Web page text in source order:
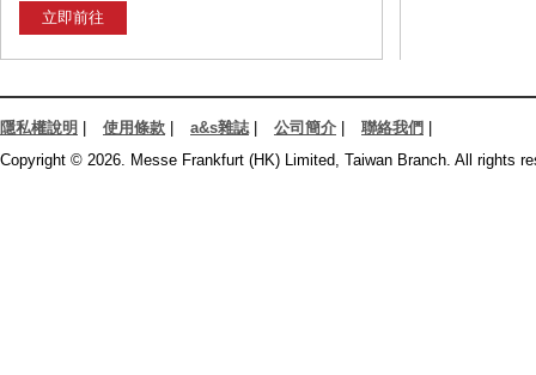
立即前往
隱私權說明 使用條款 a&s雜誌| 公司簡介 聯絡我們
Copyright © 2026. Messe Frankfurt (HK) Limited, Taiwan Branch. All rights